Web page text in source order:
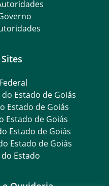
Estado de Goiás
Estado de Goiás
Estado de Goiás
Estado de Goiás
Estado de Goiás
Estado